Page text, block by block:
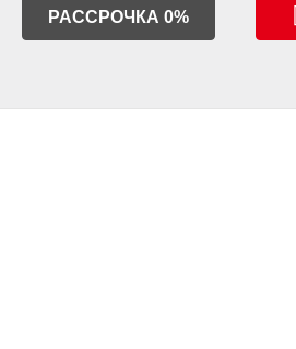
РАССРОЧКА 0%